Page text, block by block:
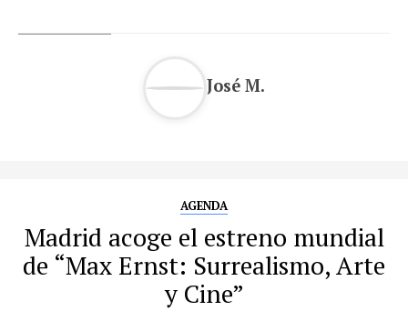
José M.
AGENDA
Madrid acoge el estreno mundial
de “Max Ernst: Surrealismo, Arte
y Cine”